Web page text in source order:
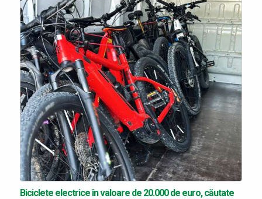
Biciclete electrice în valoare de 20.000 de euro, căutate